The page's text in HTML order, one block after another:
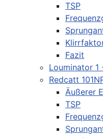
TSP
Fazit
Louminator 1
Redcatt
Äußerer
TSP